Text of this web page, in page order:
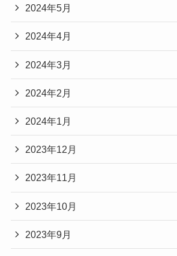
2024年5月
2024年4月
2024年3月
2024年2月
2024年1月
2023年12月
2023年11月
2023年10月
2023年9月